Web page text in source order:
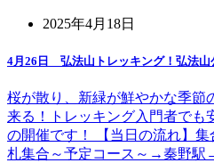
2025年4月18日
4月26日 弘法山トレッキング！弘法山
桜が散り、新緑が鮮やかな季節
来る！トレッキング入門者でも
の開催です！ 【当日の流れ】
札集合～予定コース～→秦野